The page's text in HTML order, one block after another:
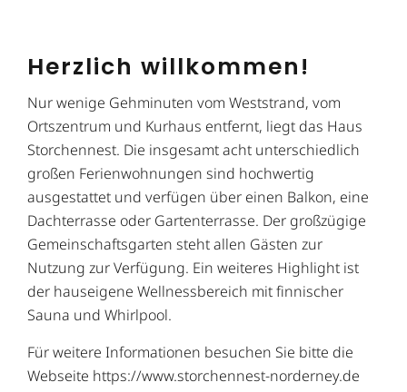
Herzlich willkommen!
Nur wenige Gehminuten vom Weststrand, vom
Ortszentrum und Kurhaus entfernt, liegt das Haus
Storchennest. Die insgesamt acht unterschiedlich
großen Ferienwohnungen sind hochwertig
ausgestattet und verfügen über einen Balkon, eine
Dachterrasse oder Gartenterrasse. Der großzügige
Gemeinschaftsgarten steht allen Gästen zur
Nutzung zur Verfügung. Ein weiteres Highlight ist
der hauseigene Wellnessbereich mit finnischer
Sauna und Whirlpool.
Für weitere Informationen besuchen Sie bitte die
Webseite https://www.storchennest-norderney.de